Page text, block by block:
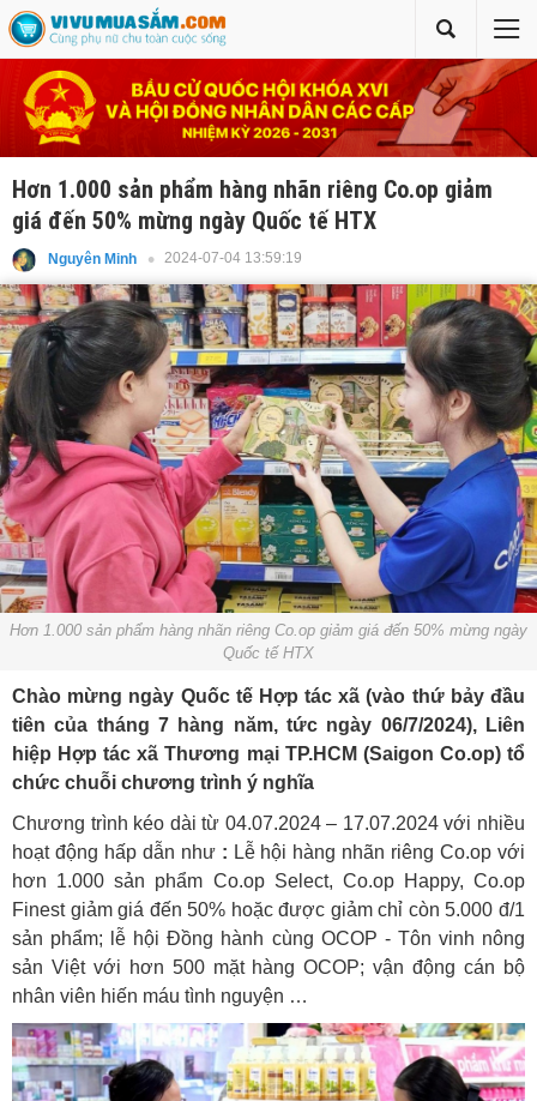
Hơn 1.000 sản phẩm hàng nhãn riêng Co.op giảm
giá đến 50% mừng ngày Quốc tế HTX
Nguyên Minh 2024-07-04 13:59:19
Hơn 1.000 sản phẩm hàng nhãn riêng Co.op giảm giá đến 50% mừng ngày
Quốc tế HTX
Chào mừng ngày Quốc tế Hợp tác xã (vào thứ bảy đầu
tiên của tháng 7 hàng năm, tức ngày 06/7/2024), Liên
hiệp Hợp tác xã Thương mại TP.HCM (Saigon Co.op) tổ
chức chuỗi chương trình ý nghĩa
Chương trình kéo dài từ 04.07.2024 – 17.07.2024 với nhiều
hoạt động hấp dẫn như : Lễ hội hàng nhãn riêng Co.op với
hơn 1.000 sản phẩm Co.op Select, Co.op Happy, Co.op
Finest giảm giá đến 50% hoặc được giảm chỉ còn 5.000 đ/1
sản phẩm; lễ hội Đồng hành cùng OCOP - Tôn vinh nông
sản Việt với hơn 500 mặt hàng OCOP; vận động cán bộ
nhân viên hiến máu tình nguyện …